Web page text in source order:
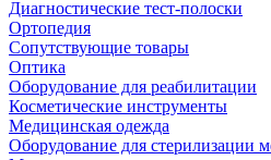
Диагностические тест-полоски
Ортопедия
Сопутствующие товары
Оптика
Оборудование для реабилитации
Косметические инструменты
Медицинская одежда
Оборудование для стерилизации